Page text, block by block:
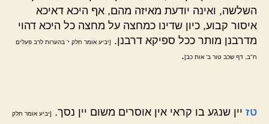
השלשה, ואינה יודעת מאיזה מהם, אף היכא דאיכא
איסור קבוע, כיון שדינו כמחצה על מחצה כל היכא דהוי
מדרבנן מותר ככל ספיקא דרבנן.
[יביע אומר חלק י' בהערות לרב פעלים
ח"ב, דף שכב טור ב' אות כב].
טז יין שנגע בו קראי אין אוסרים משום יין נסך. [יביע אומר חלק